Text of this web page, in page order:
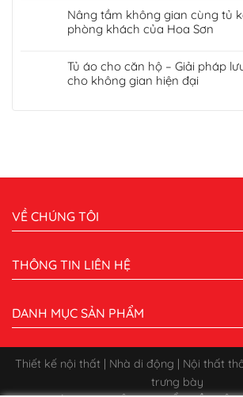
Nâng tầm không gian cùng tủ
phòng khách của Hoa Sơn
Tủ áo cho căn hộ – Giải pháp
cho không gian hiện đại
VỀ CHÚNG TÔI
THÔNG TIN LIÊN HỆ
DANH MỤC SẢN PHẨM
Thiết kế nội thất | Nhà di động | Nội thất
trưng bày